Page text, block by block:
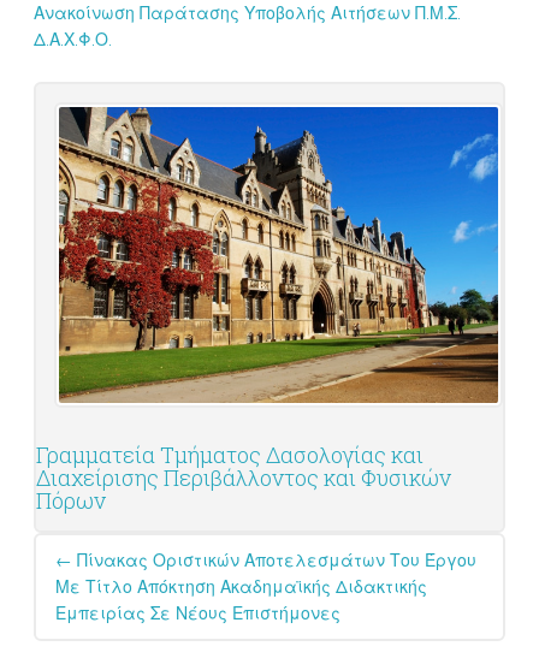
Ανακοίνωση Παράτασης Υποβολής Αιτήσεων Π.Μ.Σ.
Δ.Α.Χ.Φ.Ο.
Γραμματεία Τμήματος Δασολογίας και
Διαχείρισης Περιβάλλοντος και Φυσικών
Πόρων
Post
navigation
← Πίνακας Οριστικών Αποτελεσμάτων Του Έργου
Με Τίτλο Απόκτηση Ακαδημαϊκής Διδακτικής
Εμπειρίας Σε Νέους Επιστήμονες